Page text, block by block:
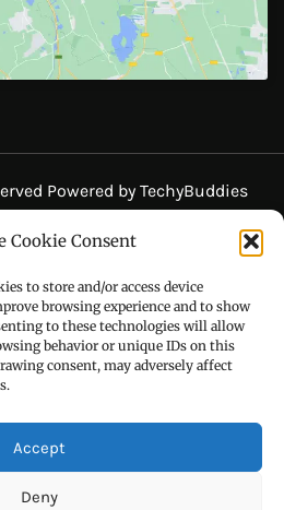
Cookie Consent
to store and/or access device
browsing experience and to show
to these technologies will allow
behavior or unique IDs on this
consent, may adversely affect
Accept
Deny
marketing cookies and